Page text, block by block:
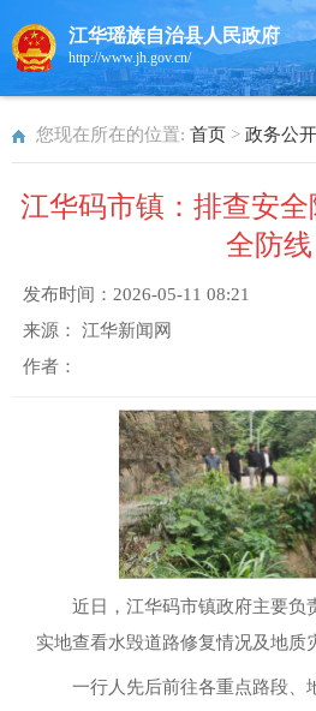
江华瑶族自治县人民政府
http://www.jh.gov.cn/
您现在所在的位置: 首页 > 政务公开
江华码市镇：排查安
全防线
发布时间： 2026-05-11 08:21
来源： 江华新闻网
作者：
近日，江华码市镇政府主要负
实地查看水毁道路修复情况及地质
一行人先后前往各重点路段、